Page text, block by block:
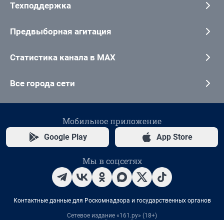
Техподдержка
Предвыборная агитация
Статистика канала в MAX
Все города сети
Мобильное приложение
Google Play App Store
Мы в соцсетях
Контактные данные для Роскомнадзора и государственных органов
Сетевое издание «161.ру» (18+)